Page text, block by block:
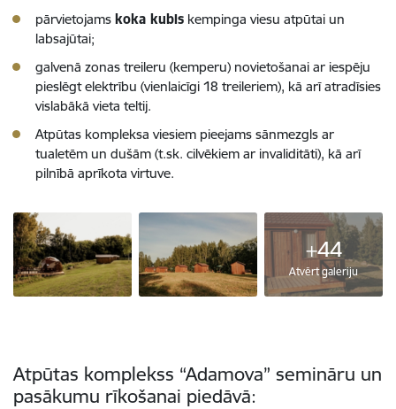
pārvietojams koka kubls kempinga viesu atpūtai un
labsajūtai;
galvenā zonas treileru (kemperu) novietošanai ar iespēju
pieslēgt elektrību (vienlaicīgi 18 treileriem), kā arī atradīsies
vislabākā vieta teltij.
Atpūtas kompleksa viesiem pieejams sānmezgls ar
tualetēm un dušām (t.sk. cilvēkiem ar invaliditāti), kā arī
pilnībā aprīkota virtuve.
+44
Atvērt galeriju
Atpūtas komplekss “Adamova” semināru un
pasākumu rīkošanai piedāvā: